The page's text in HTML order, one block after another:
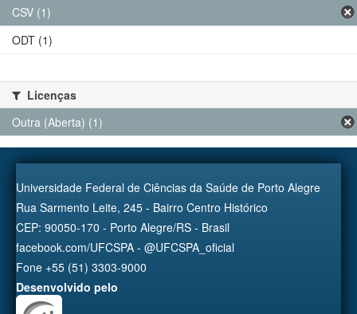
CSV (1)
ODT (1)
Licenças
Outra (Aberta) (1)
Universidade Federal de Ciências da Saúde de Porto Alegre
Rua Sarmento Leite, 245 - Bairro Centro Histórico
CEP: 90050-170 - Porto Alegre/RS - Brasil
facebook.com/UFCSPA - @UFCSPA_oficial
Fone +55 (51) 3303-9000
Desenvolvido pelo